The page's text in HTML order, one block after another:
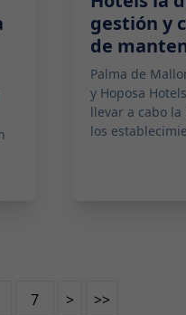
gestión y
de
Palma de
y Hoposa
llevar a cabo la
los
7 > >>